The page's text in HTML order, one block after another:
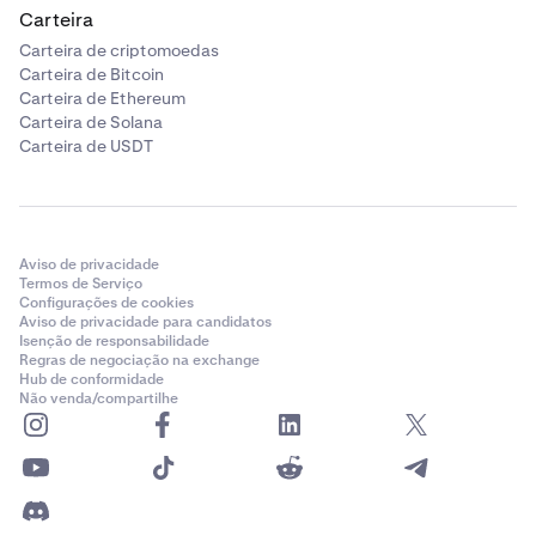
Carteira
Carteira de criptomoedas
Carteira de Bitcoin
Carteira de Ethereum
Carteira de Solana
Carteira de USDT
Aviso de privacidade
Termos de Serviço
Configurações de cookies
Aviso de privacidade para candidatos
Isenção de responsabilidade
Regras de negociação na exchange
Hub de conformidade
Não venda/compartilhe